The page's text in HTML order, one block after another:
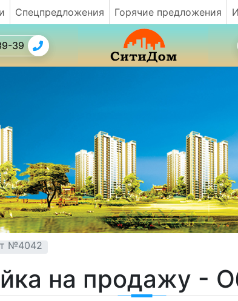
Спецпредложения Горячие предложения
39
№4042
на продажу -